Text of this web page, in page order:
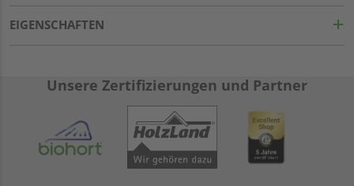
EIGENSCHAFTEN
Unsere Zertifizierungen und Partner